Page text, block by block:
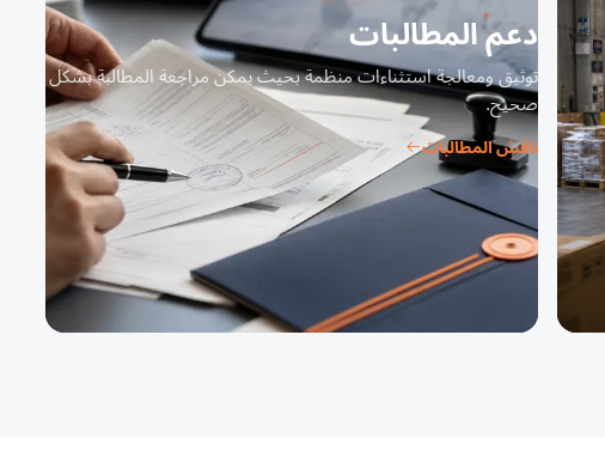
دعم المطالبات
توثيق ومعالجة استثناءات منظمة بحيث يمكن مراجعة المطالبة بشكل
صحيح.
ناقش المطالبات